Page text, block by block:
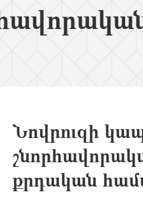
Նովրուզի
քրդական